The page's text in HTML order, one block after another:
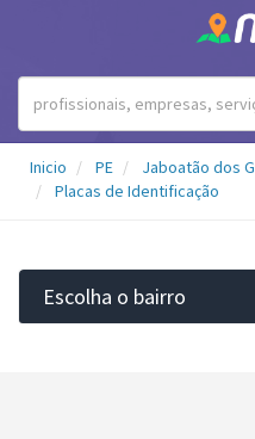
Inicio PE
Jaboatão dos
Placas de Identificação
Escolha o bairro